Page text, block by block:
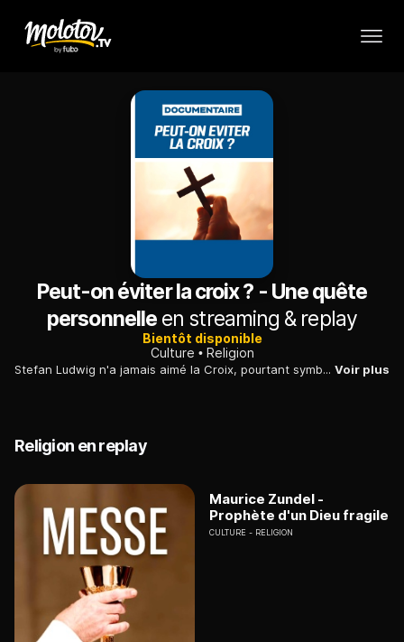
Peut-on éviter la croix ? - Une quête
personnelle en streaming & replay
Bientôt disponible
Culture
Religion
Stefan Ludwig n'a jamais aimé la Croix, pourtant symbole central du christianisme. Il entreprend une quête personnelle pour comprendre le sens de la croix aujourd'hui. Voir plus
Religion en replay
Maurice Zundel -
Prophète d'un Dieu fragile
CULTURE RELIGION